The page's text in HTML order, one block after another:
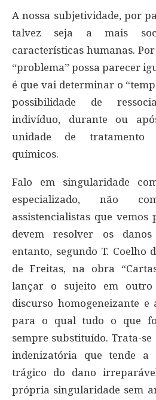
A nossa subjetividade, por
talvez seja a mais
características humanas.
“problema” possa parecer
é que vai determinar o
possibilidade de
indivíduo, durante ou
unidade de tratamento
químicos.
Falo em singularidade
especializado, não
assistencialistas que vemos
devem resolver os danos
entanto, segundo T. Coelho
de Freitas, na obra
lançar o sujeito em outro
discurso homogeneizante e
para o qual tudo o que
sempre substituído. Trata-se
indenizatória que tende a
trágico do dano
própria singularidade sem